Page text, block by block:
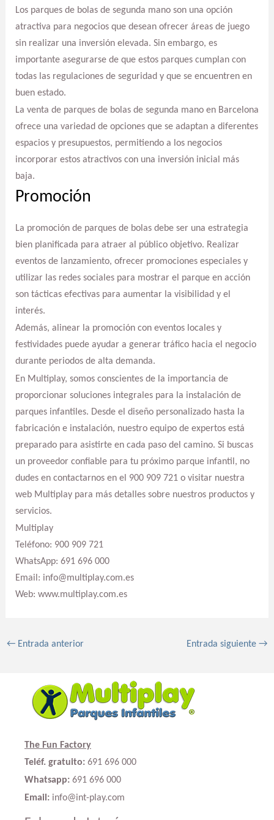
Los parques de bolas de segunda mano son una opción
atractiva para negocios que desean ofrecer áreas de juego
sin realizar una inversión elevada. Sin embargo, es
importante asegurarse de que estos parques cumplan con
todas las regulaciones de seguridad y que se encuentren en
buen estado.
La venta de parques de bolas de segunda mano en Barcelona
ofrece una variedad de opciones que se adaptan a diferentes
espacios y presupuestos, permitiendo a los negocios
incorporar estos atractivos con una inversión inicial más
baja.
Promoción
La promoción de parques de bolas debe ser una estrategia
bien planificada para atraer al público objetivo. Realizar
eventos de lanzamiento, ofrecer promociones especiales y
utilizar las redes sociales para mostrar el parque en acción
son tácticas efectivas para aumentar la visibilidad y el
interés.
Además, alinear la promoción con eventos locales y
festividades puede ayudar a generar tráfico hacia el negocio
durante periodos de alta demanda.
En Multiplay, somos conscientes de la importancia de
proporcionar soluciones integrales para la instalación de
parques infantiles. Desde el diseño personalizado hasta la
fabricación e instalación, nuestro equipo de expertos está
preparado para asistirte en cada paso del camino. Si buscas
un proveedor confiable para tu próximo parque infantil, no
dudes en contactarnos en el 900 909 721 o visitar nuestra
web Multiplay para más detalles sobre nuestros productos y
servicios.
Multiplay
Teléfono: 900 909 721
WhatsApp: 691 696 000
Email: info@multiplay.com.es
Web: www.multiplay.com.es
←Entrada anterior Entrada siguiente→
The Fun Factory
Teléf. gratuito: 691 696 000
Whatsapp: 691 696 000
Email: info@int-play.com